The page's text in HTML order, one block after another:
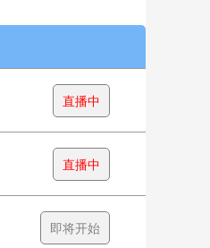
直播中
直播中
即将开始